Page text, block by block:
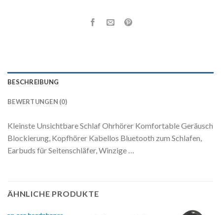
BESCHREIBUNG
BEWERTUNGEN (0)
Kleinste Unsichtbare Schlaf Ohrhörer Komfortable Geräusch
Blockierung, Kopfhörer Kabellos Bluetooth zum Schlafen,
Earbuds für Seitenschläfer, Winzige …
ÄHNLICHE PRODUKTE